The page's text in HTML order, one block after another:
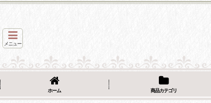
メニュー
ホーム 商品カテゴリ